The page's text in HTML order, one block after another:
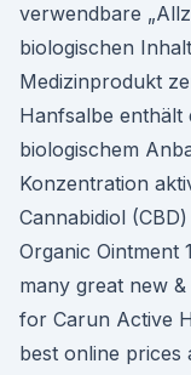
verwendbare
biologischen
Medizinprodukt
Hanfsalbe enthält
biologischem
Konzentration
Cannabidiol
Organic Ointment
many great new
for Carun Active
best online prices